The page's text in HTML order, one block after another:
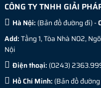
CÔNG TY TNHH GIẢI
Hà Nội: (Bản đồ đường đi) -
Add:Tầng 1, Tòa Nhà N02,
Nội
Điện thoại: (0243)
Hồ Chí Minh: (Bản đồ